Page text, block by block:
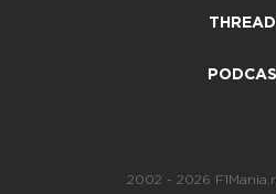
2002 - 2026